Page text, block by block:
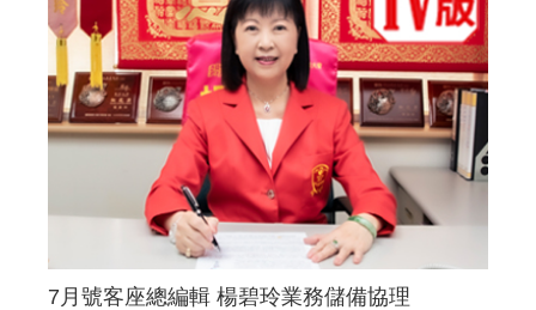
網站連結
聯絡我們
7月號客座總編輯 楊碧玲業務儲備協理